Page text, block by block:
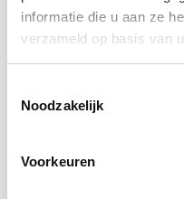
informatie die u aan ze
verzameld op basis van
Noodzakelijk
Voorkeuren